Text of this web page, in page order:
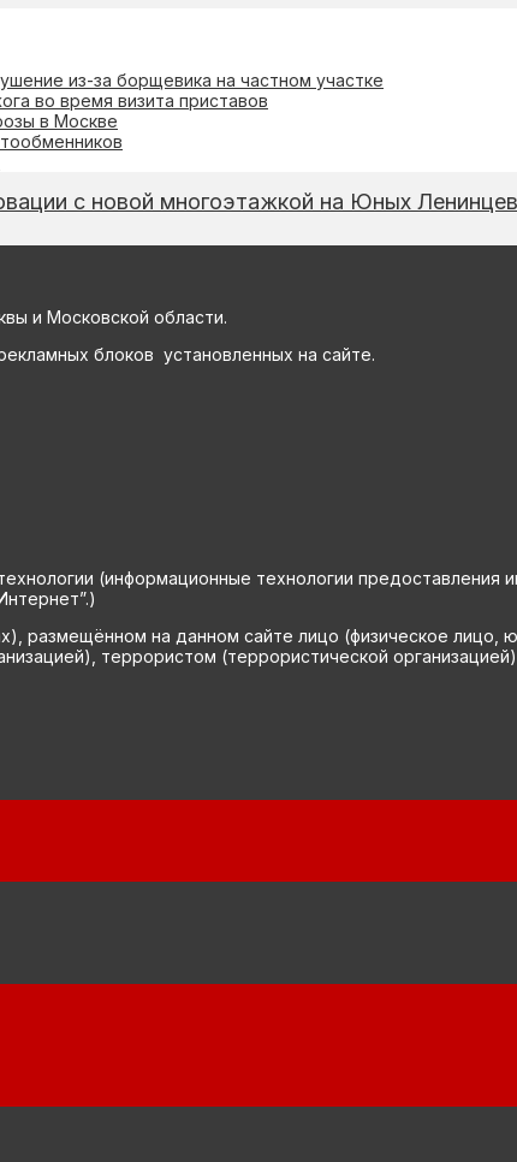
из-за борщевика на частном участке
во время визита приставов
в Москве
с новой многоэтажкой на Юных Ленинцев
и Московской области.
блоков установленных на сайте.
(информационные технологии предоставления
размещённом на данном сайте лицо (физическое лицо,
террористом (террористической